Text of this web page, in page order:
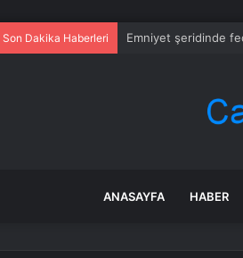
Son Dakika Haberleri Emniyet şeridinde
ANASAYFA HABER